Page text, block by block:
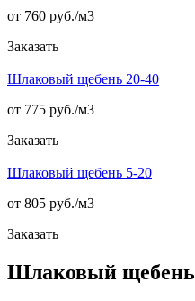
от 760 руб./м3
Заказать
Шлаковый щебень 20-40
от 775 руб./м3
Заказать
Шлаковый щебень 5-20
от 805 руб./м3
Заказать
Шлаковый щебень